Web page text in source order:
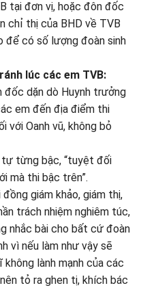
tại đơn vị, hoặc đôn đốc
chỉ thị của BHD về TVB
để có số lượng đoàn sinh
lúc các em TVB:
đốc dặn dò Huynh trưởng
em đến địa điểm thi
với Oanh vũ, không bỏ
từng bậc, “tuyệt đối
mà thi bậc trên”.
giám khảo, giám thị,
trách nhiệm nghiêm túc,
nhắc bài cho bất cứ đoàn
vì nếu làm như vậy sẽ
lành mạnh của các
tỏ ra ghen tị, khích bác